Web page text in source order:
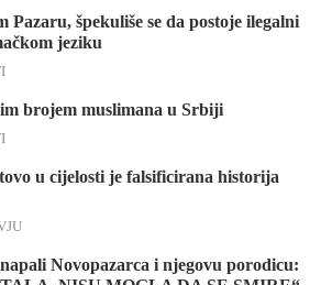
Pazaru, špekuliše se da postoje ilegalni
jeziku
brojem muslimana u Srbiji
u cijelosti je falsificirana historija
Novopazarca i njegovu porodicu: